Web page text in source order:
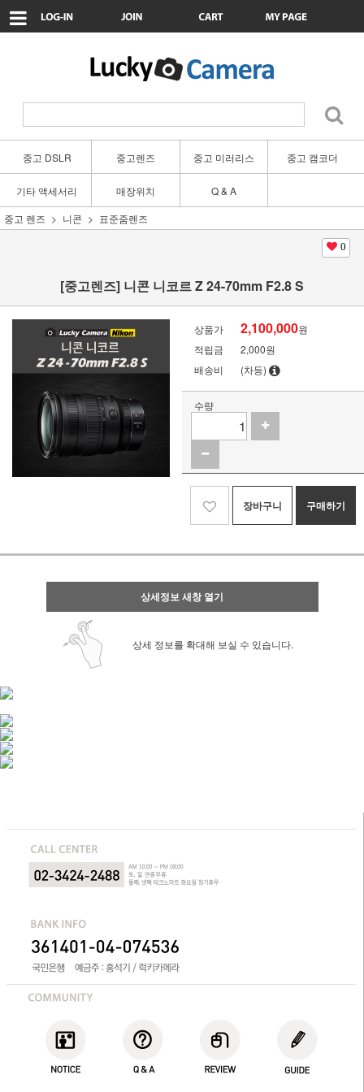
중고 DSLR 중고렌즈 중고 미러리스 중고 캠코더
기타 액세서리 매장위치
Q & A
중고 렌즈
니콘 표준줌렌즈
0
[중고렌즈] 니콘 니코르 Z 24-70mm F2.8 S
상품가 2,100,000원
적립금
2,000원
배송비
(차등)
수량
장바구니 구매하기
상세정보 새창 열기
상세 정보를 확대해 보실 수 있습니다.